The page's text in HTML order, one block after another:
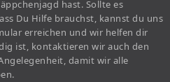
hast. Sollte es
Du Hilfe brauchst, kannst du uns
erreichen und wir helfen dir
ist, kontaktieren wir auch den
damit wir alle